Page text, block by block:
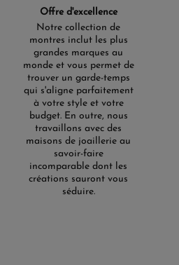
Offre d'excellence
Notre collection de
montres inclut les plus
grandes marques au
monde et vous permet de
trouver un garde-temps
qui s'aligne parfaitement
à votre style et votre
budget. En outre, nous
travaillons avec des
maisons de joaillerie au
savoir-faire
incomparable dont les
créations sauront vous
séduire.